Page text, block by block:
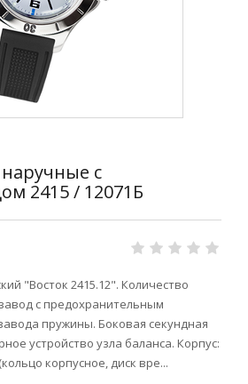
с
2415 / 12071Б
"Восток 2415.12". Количество
с предохранительным
пружины. Боковая секундная
устройство узла баланса. Корпус:
корпусное, диск вре...